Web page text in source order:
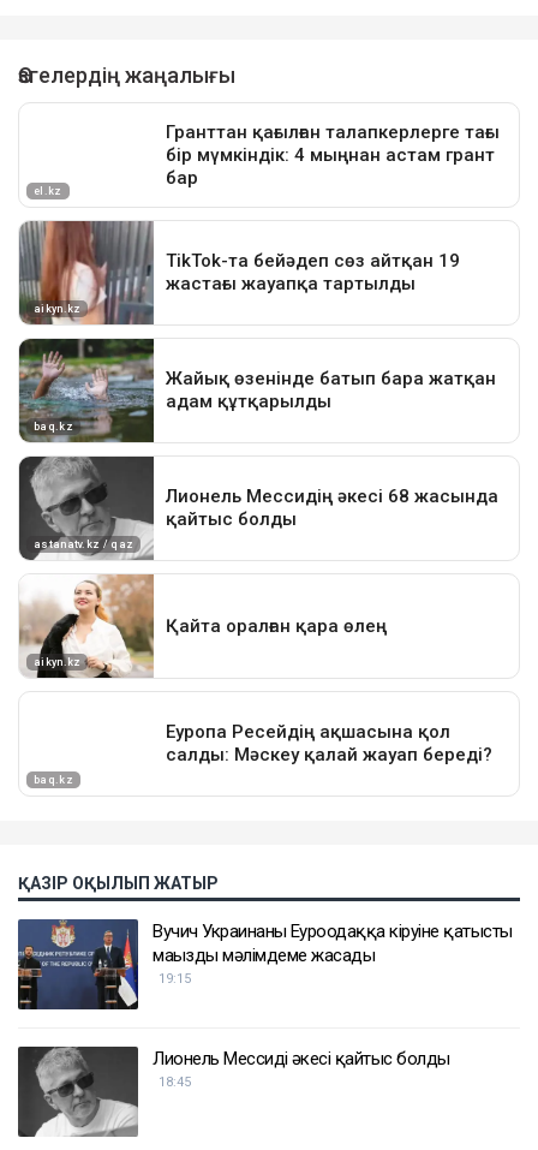
ҚАЗІР ОҚЫЛЫП ЖАТЫР
Вучич Украинаның Еуроодаққа кіруіне қатысты
маңызды мәлімдеме жасады
19:15
Лионель Мессидің әкесі қайтыс болды
18:45